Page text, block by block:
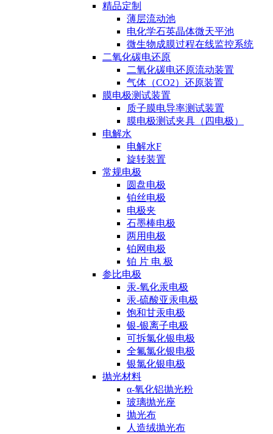
精品定制
薄层流动池
电化学石英晶体微天平池
微生物成膜过程在线监控系统
二氧化碳电还原
二氧化碳电还原流动装置
气体（CO2）还原装置
膜电极测试装置
质子膜电导率测试装置
膜电极测试夹具（四电极）
电解水
电解水F
旋转装置
常规电极
圆盘电极
铂丝电极
电极夹
石墨棒电极
两用电极
铂网电极
铂 片 电 极
参比电极
汞-氧化汞电极
汞-硫酸亚汞电极
饱和甘汞电极
银-银离子电极
可拆氯化银电极
全氟氯化银电极
银氯化银电极
抛光材料
α-氧化铝抛光粉
玻璃抛光座
抛光布
人造绒抛光布